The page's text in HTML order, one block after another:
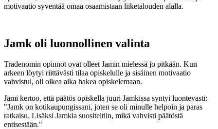
motivaatio syventää omaa osaamistaan liiketalouden alalla.
Jamk oli luonnollinen valinta
Tradenomin opinnot ovat olleet Jamin mielessä jo pitkään. Kun
arkeen löytyi riittävästi tilaa opiskelulle ja sisäinen motivaatio
vahvistui, oli oikea aika hakea opiskelemaan.
Jami kertoo, että päätös opiskella juuri Jamkissa syntyi luontevasti:
"Jamk on kotikaupungissani, joten se oli minulle helpoin ja paras
ratkaisu. Lisäksi Jamkia suositeltiin, mikä vahvisti päätöstä
entisestään."